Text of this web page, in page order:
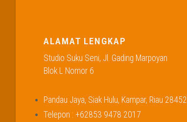
ALAMAT LENGKAP
Studio Suku Seni, Jl. Gading Marpoyan
Blok L Nomor 6
Pandau Jaya, Siak Hulu, Kampar, Riau 28452
Telepon : +62853 9478 2017